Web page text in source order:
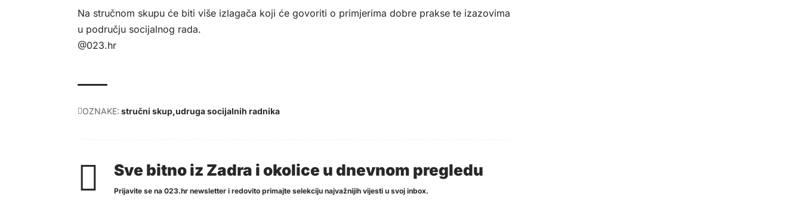
Na stručnom skupu će biti više izlagača koji će govoriti o primjerima dobre prakse te izazovima
u području socijalnog rada.
@023.hr
OZNAKE: stručni skup udruga socijalnih radnika
Sve bitno iz Zadra i okolice u dnevnom pregledu
Prijavite se na 023.hr newsletter i redovito primajte selekciju najvažnijih vijesti u svoj inbox.